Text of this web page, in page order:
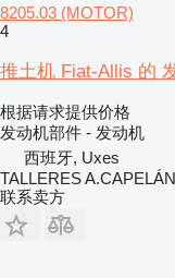
8205.03 (MOTOR)
4
推土机 Fiat-Allis 的
根据请求提供价格
发动机部件 - 发动机
西班牙, Uxes
TALLERES
联系卖方